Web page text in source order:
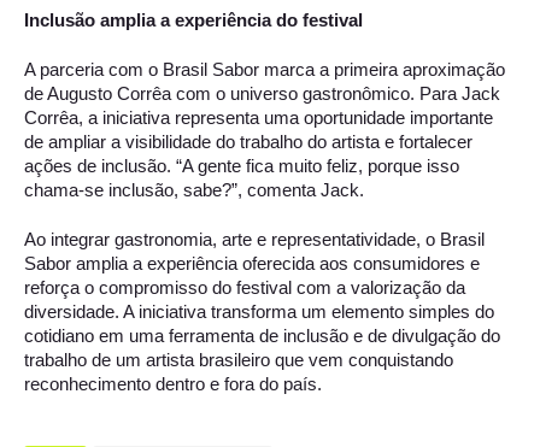
Inclusão amplia a experiência do festival
A parceria com o Brasil Sabor marca a primeira aproximação
de Augusto Corrêa com o universo gastronômico. Para Jack
Corrêa, a iniciativa representa uma oportunidade importante
de ampliar a visibilidade do trabalho do artista e fortalecer
ações de inclusão. “A gente fica muito feliz, porque isso
chama-se inclusão, sabe?”, comenta Jack.
Ao integrar gastronomia, arte e representatividade, o Brasil
Sabor amplia a experiência oferecida aos consumidores e
reforça o compromisso do festival com a valorização da
diversidade. A iniciativa transforma um elemento simples do
cotidiano em uma ferramenta de inclusão e de divulgação do
trabalho de um artista brasileiro que vem conquistando
reconhecimento dentro e fora do país.